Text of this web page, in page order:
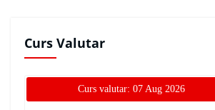
Curs Valutar
Curs valutar: 07 Aug 2026